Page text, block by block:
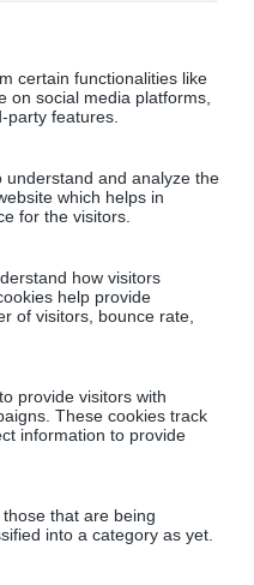
certain functionalities like
on social media platforms,
party features.
understand and analyze the
which helps in
for the visitors.
how visitors
help provide
of visitors, bounce rate,
provide visitors with
These cookies track
information to provide
that are being
into a category as yet.